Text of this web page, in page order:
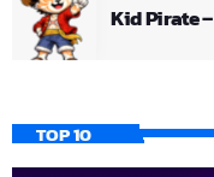
Kid Pirate
TOP 10